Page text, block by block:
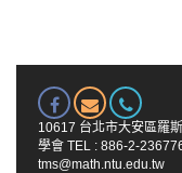
10617 台北市大安區
學會 TEL : 886-2-
tms@math.ntu.edu.tw